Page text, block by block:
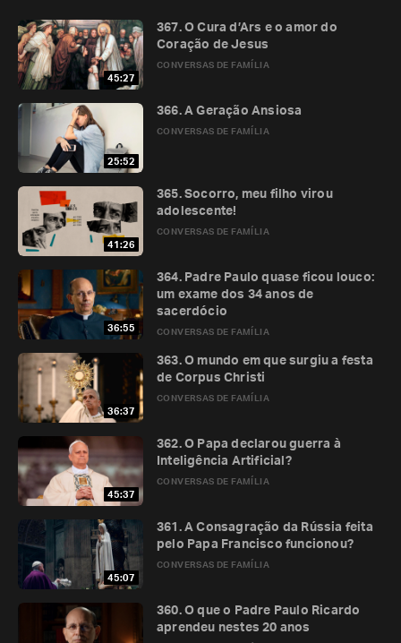
45:27
CONVERSAS DE FAMÍLIA
367. O Cura d’Ars e o amor do
Coração de Jesus
25:52
CONVERSAS DE FAMÍLIA
366. A Geração Ansiosa
41:26
CONVERSAS DE FAMÍLIA
365. Socorro, meu filho virou
adolescente!
36:55 CONVERSAS DE FAMÍLIA
364. Padre Paulo quase ficou louco:
um exame dos 34 anos de
sacerdócio
36:37
CONVERSAS DE FAMÍLIA
363. O mundo em que surgiu a festa
de Corpus Christi
45:37
CONVERSAS DE FAMÍLIA
362. O Papa declarou guerra à
Inteligência Artificial?
45:07
CONVERSAS DE FAMÍLIA
361. A Consagração da Rússia feita
pelo Papa Francisco funcionou?
360. O que o Padre Paulo Ricardo
aprendeu nestes 20 anos